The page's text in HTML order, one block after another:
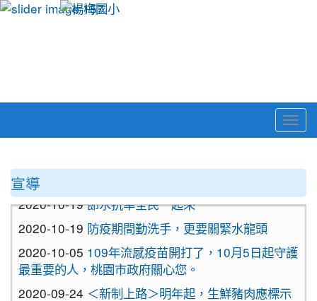
宣導
2020-10-19節水抗旱全民一起來
2020-10-19 防疫期間勤洗手，更要關緊水龍頭
2020-10-05 109年流感疫苗開打了，10月5日起守護
最重要的人，桃園市政府關心您。
2020-09-24 ＜新制上路＞明年起，生鮮豬肉應標示